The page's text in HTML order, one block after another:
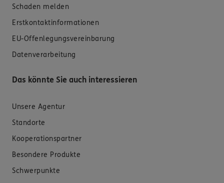
Schaden melden
Erstkontaktinformationen
EU-Offenlegungsvereinbarung
Datenverarbeitung
Das könnte Sie auch interessieren
Unsere Agentur
Standorte
Kooperationspartner
Besondere Produkte
Schwerpunkte